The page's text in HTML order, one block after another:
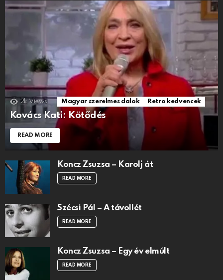
2k Views Magyar szerelmes dalok Retro kedvencek
Kovács Kati: Kötődés
READ MORE
Koncz Zsuzsa – Karolj át
READ MORE
Szécsi Pál – A távollét
READ MORE
Koncz Zsuzsa – Egy év elmúlt
READ MORE